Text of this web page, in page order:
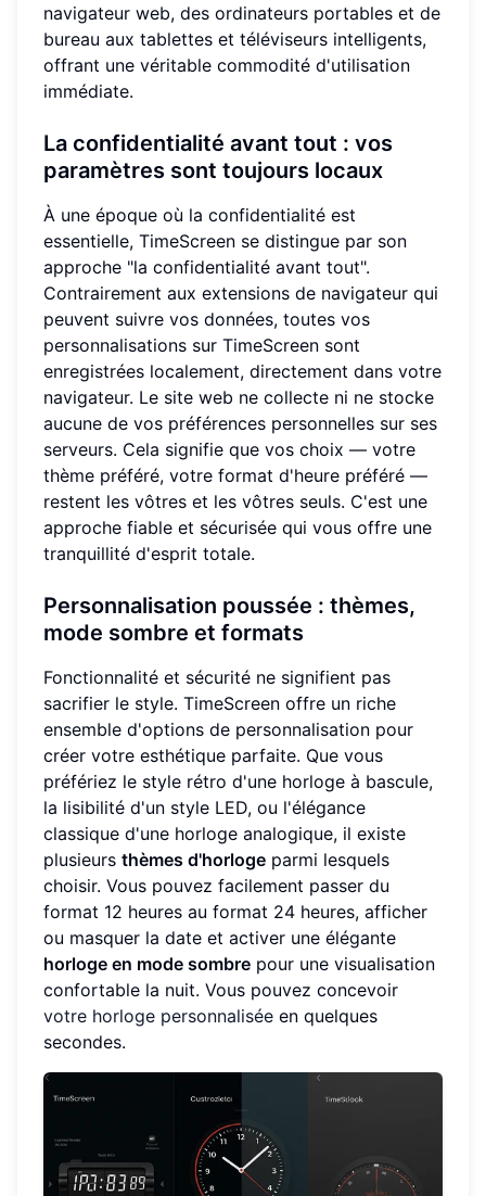
navigateur web, des ordinateurs portables et de
bureau aux tablettes et téléviseurs intelligents,
offrant une véritable commodité d'utilisation
immédiate.
La confidentialité avant tout : vos
paramètres sont toujours locaux
À une époque où la confidentialité est
essentielle, TimeScreen se distingue par son
approche "la confidentialité avant tout".
Contrairement aux extensions de navigateur qui
peuvent suivre vos données, toutes vos
personnalisations sur TimeScreen sont
enregistrées localement, directement dans votre
navigateur. Le site web ne collecte ni ne stocke
aucune de vos préférences personnelles sur ses
serveurs. Cela signifie que vos choix — votre
thème préféré, votre format d'heure préféré —
restent les vôtres et les vôtres seuls. C'est une
approche fiable et sécurisée qui vous offre une
tranquillité d'esprit totale.
Personnalisation poussée : thèmes,
mode sombre et formats
Fonctionnalité et sécurité ne signifient pas
sacrifier le style. TimeScreen offre un riche
ensemble d'options de personnalisation pour
créer votre esthétique parfaite. Que vous
préfériez le style rétro d'une horloge à bascule,
la lisibilité d'un style LED, ou l'élégance
classique d'une horloge analogique, il existe
plusieurs thèmes d'horloge parmi lesquels
choisir. Vous pouvez facilement passer du
format 12 heures au format 24 heures, afficher
ou masquer la date et activer une élégante
horloge en mode sombre pour une visualisation
confortable la nuit. Vous pouvez concevoir
votre horloge personnalisée en quelques
secondes.